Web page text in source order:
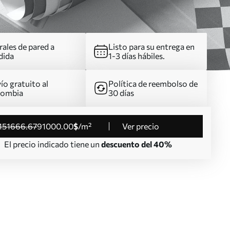
de pared a
Listo para su entrega en
1-3 días hábiles.
gratuito al
Política de reembolso de
30 días
.6791000.00$/m²
Ver precio
El precio indicado tiene un descuento del 40%